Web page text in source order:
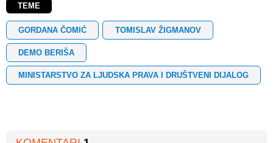
TEME
GORDANA ČOMIĆ TOMISLAV ŽIGMANOV
DEMO BERIŠA
MINISTARSTVO ZA LJUDSKA PRAVA I DRUŠTVENI DIJALOG